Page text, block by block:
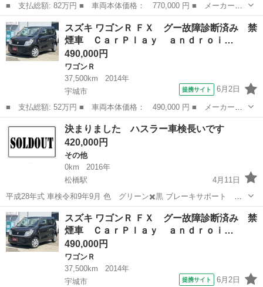
■ 支払総額: 82万円 ■ 車両本体価格： 770,000 円 ■ メーカー
名： スズキ ■ 車種名： ハスラー ■ グレード名： Ｇ ＥＴ
Ｃ ＴＶ 衝突被害軽減システム スマートキー アイドリングスト
ップ 電動格納ミラ...
熊本 宇城市 その他
スズキ ワゴンＲ ＦＸ グー故障診断済み 禁
煙車 ＣａｒＰｌａｙ ａｎｄｒｏｉ…
490,000円
ワゴンＲ
37,500km
2014年
宇城市
提携サイト 6月2日
■ 支払総額: 52万円 ■ 車両本体価格： 490,000 円 ■ メーカー
名： スズキ ■ 車種名： ワゴンＲ ■ グレード名： ＦＸ グー
故障診断済み 禁煙車 ＣａｒＰｌａｙ ａｎｄｒｏｉｄａｕｔｏ
ディスプレイオー...
宇城市 ワゴンＲ
決まりました ハスラー車検長いです
420,000円
その他
0km
2016年
松橋駅
4月11日
平成28年式 車検令和9年9月 色 グリーン✖️黒 ブレーキサポート 前
に車などがあり危ない時はブレーキがかかります。 信号待ちで前の車
が動き出したら音が鳴ります。 全方面モニターナビで駐車も分かりや
すいです。 左右シートヒ...
熊本 宇城市 松橋駅 その他 ハスラー
スズキ ワゴンＲ ＦＸ グー故障診断済み 禁
煙車 ＣａｒＰｌａｙ ａｎｄｒｏｉ…
490,000円
ワゴンＲ
37,500km
2014年
宇城市
提携サイト 6月2日